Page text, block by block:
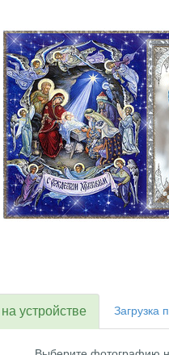
устройстве Загрузка